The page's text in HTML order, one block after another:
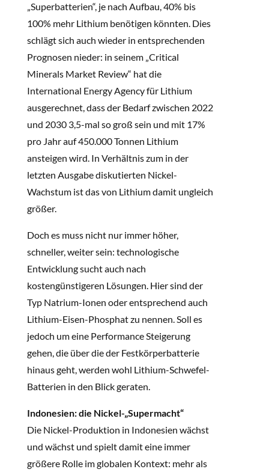
„Superbatterien“, je nach Aufbau, 40% bis
100% mehr Lithium benötigen könnten. Dies
schlägt sich auch wieder in entsprechenden
Prognosen nieder: in seinem „Critical
Minerals Market Review“ hat die
International Energy Agency für Lithium
ausgerechnet, dass der Bedarf zwischen 2022
und 2030 3,5-mal so groß sein und mit 17%
pro Jahr auf 450.000 Tonnen Lithium
ansteigen wird. In Verhältnis zum in der
letzten Ausgabe diskutierten Nickel-
Wachstum ist das von Lithium damit ungleich
größer.
Doch es muss nicht nur immer höher,
schneller, weiter sein: technologische
Entwicklung sucht auch nach
kostengünstigeren Lösungen. Hier sind der
Typ Natrium-Ionen oder entsprechend auch
Lithium-Eisen-Phosphat zu nennen. Soll es
jedoch um eine Performance Steigerung
gehen, die über die der Festkörperbatterie
hinaus geht, werden wohl Lithium-Schwefel-
Batterien in den Blick geraten.
Indonesien: die Nickel-„Supermacht“
Die Nickel-Produktion in Indonesien wächst
und wächst und spielt damit eine immer
größere Rolle im globalen Kontext: mehr als